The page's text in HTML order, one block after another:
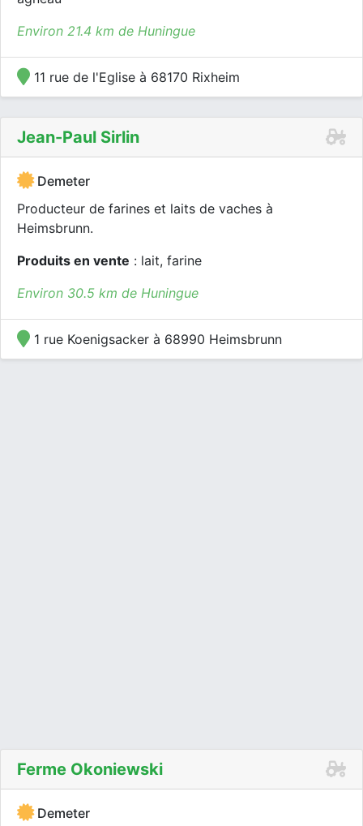
Environ 21.4 km de Huningue
11 rue de l'Eglise à 68170 Rixheim
Jean-Paul Sirlin
Demeter
Producteur de farines et laits de vaches à
Heimsbrunn.
Produits en vente : lait, farine
Environ 30.5 km de Huningue
1 rue Koenigsacker à 68990 Heimsbrunn
Ferme Okoniewski
Demeter